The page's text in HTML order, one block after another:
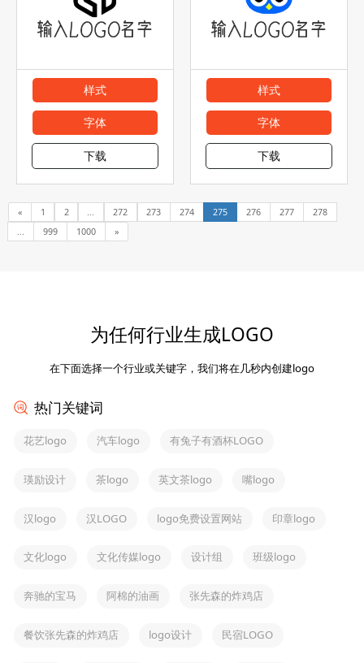
样式
字体
下载
样式
字体
下载
« 1 2 272 273 274 275 276 277
278
999 1000 »
为任何行业生成LOGO
在下面选择一个行业或关键字，我们将在几秒内创建logo
热门关键词
花艺logo 汽车logo 有兔子有酒杯LOGO
瑛励设计 茶logo 英文茶logo 嘴logo
汉logo 汉LOGO logo免费设置网站 印章logo
文化logo 文化传媒logo 设计组 班级logo
奔驰的宝马 阿棉的油画 张先森的炸鸡店
餐饮张先森的炸鸡店 logo设计 民宿LOGO